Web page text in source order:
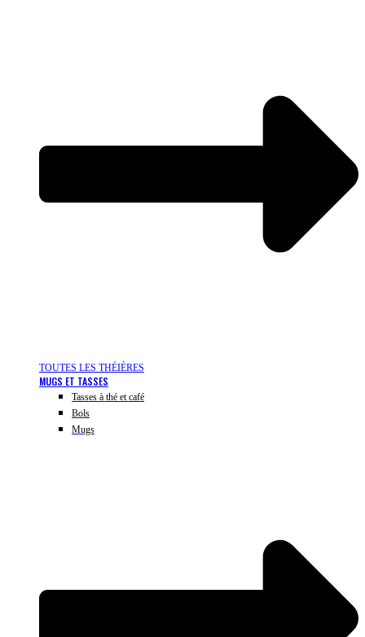
TOUTES LES THÉIÈRES
MUGS ET TASSES
Tasses à thé et café
Bols
Mugs